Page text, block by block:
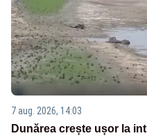
7 aug. 2026, 14:03
Dunărea crește ușor la